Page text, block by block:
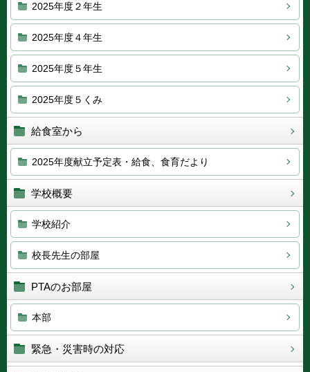
2025年度２年生
2025年度４年生
2025年度５年生
2025年度５くみ
給食室から
2025年度献立予定表・給食、食育だより
学校概要
学校紹介
校長先生の部屋
PTAのお部屋
本部
緊急・災害時の対応